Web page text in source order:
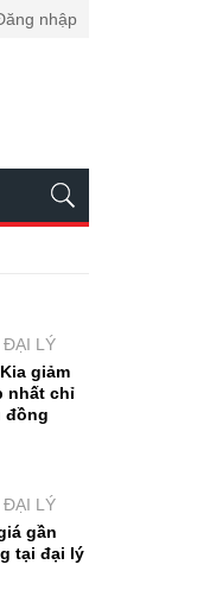
nhập
ĐẠI LÝ
giảm
nhất chỉ
đồng
ĐẠI LÝ
gần
tại đại lý